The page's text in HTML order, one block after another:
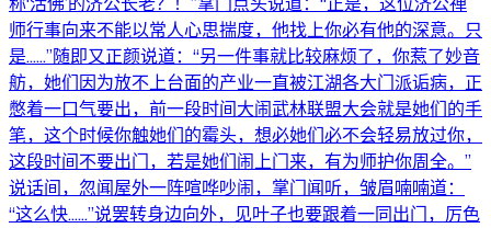
师行事向来不能以常人心思揣度，他找上你必有他的深意。只
是......”随即又正颜说道：“另一件事就比较麻烦了，你惹了妙音
舫，她们因为放不上台面的产业一直被江湖各大门派诟病，正
憋着一口气要出，前一段时间大闹武林联盟大会就是她们的手
笔，这个时候你触她们的霉头，想必她们必不会轻易放过你，
这段时间不要出门，若是她们闹上门来，有为师护你周全。”
说话间，忽闻屋外一阵喧哗吵闹，掌门闻听，皱眉喃喃道：
“这么快......”说罢转身边向外，见叶子也要跟着一同出门，厉色